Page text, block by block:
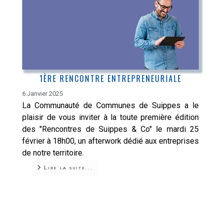
1ÈRE RENCONTRE ENTREPRENEURIALE
6 Janvier 2025
La Communauté de Communes de Suippes a le
plaisir de vous inviter à la toute première édition
des "Rencontres de Suippes & Co" le mardi 25
février à 18h00, un afterwork dédié aux entreprises
de notre territoire.
Lire la suite...